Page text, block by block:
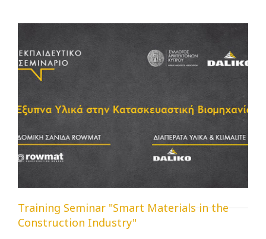
Training Seminar "Smart Materials in the
Construction Industry"